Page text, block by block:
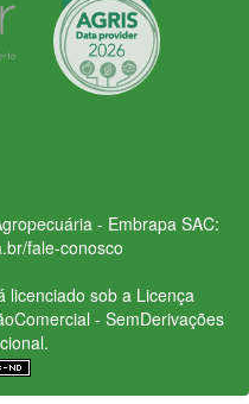
- Embrapa SAC:
fale-conosco
licenciado sob a Licença
- SemDerivações